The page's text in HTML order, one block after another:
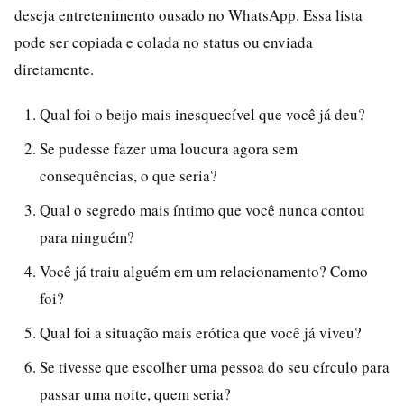
deseja entretenimento ousado no WhatsApp. Essa lista
pode ser copiada e colada no status ou enviada
diretamente.
Qual foi o beijo mais inesquecível que você já deu?
Se pudesse fazer uma loucura agora sem
consequências, o que seria?
Qual o segredo mais íntimo que você nunca contou
para ninguém?
Você já traiu alguém em um relacionamento? Como
foi?
Qual foi a situação mais erótica que você já viveu?
Se tivesse que escolher uma pessoa do seu círculo para
passar uma noite, quem seria?